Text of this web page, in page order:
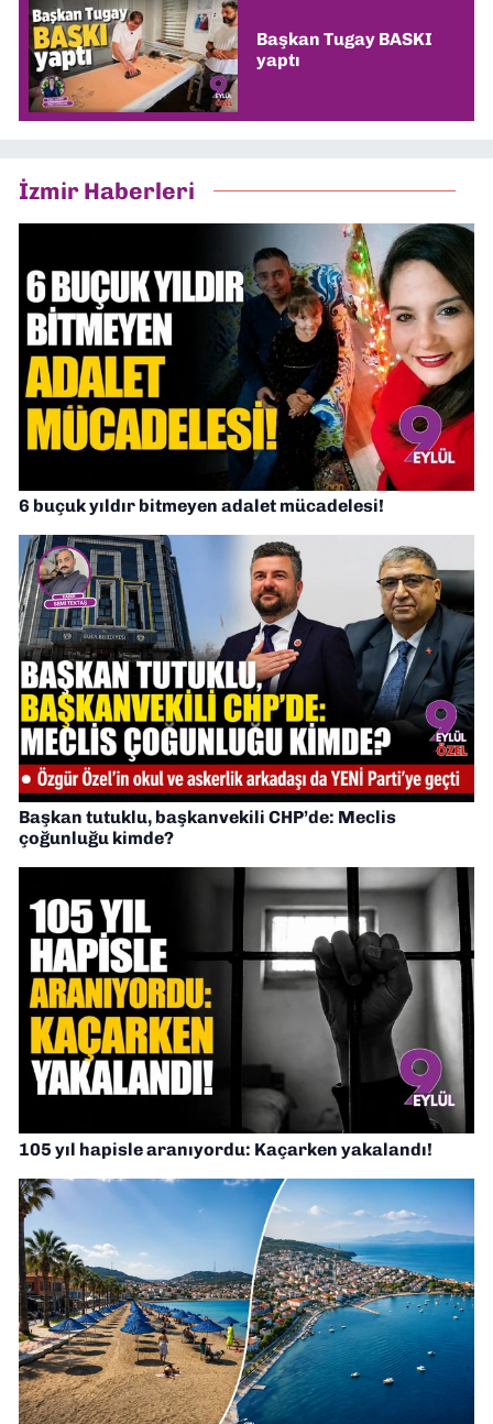
Başkan Tugay BASKI
yaptı
İzmir Haberleri
6 buçuk yıldır bitmeyen adalet mücadelesi!
Başkan tutuklu, başkanvekili CHP’de: Meclis
çoğunluğu kimde?
105 yıl hapisle aranıyordu: Kaçarken yakalandı!